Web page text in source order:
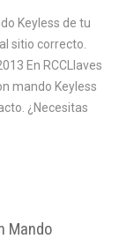
Keyless de tu
sitio correcto.
En RCCLlaves
mando Keyless
¿Necesitas
Mando